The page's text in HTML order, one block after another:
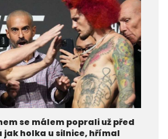
se málem poprali už před
jak holka u silnice, hřímal